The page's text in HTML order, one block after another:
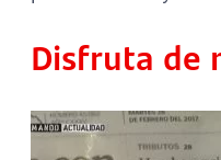
Disfruta de